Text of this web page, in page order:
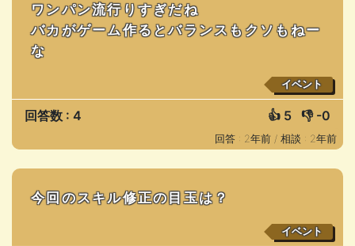
ワンパン流行りすぎだね
バカがゲーム作るとバランスもクソもねー
な
イベント
回答数 : 4 👍 5 👎 -0
回答 : 2年前 / 相談 : 2年前
今回のスキル修正の目玉は？
イベント